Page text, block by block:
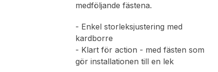
medföljande fästena.
- Enkel storleksjustering med
kardborre
- Klart för action - med fästen som
gör installationen till en lek